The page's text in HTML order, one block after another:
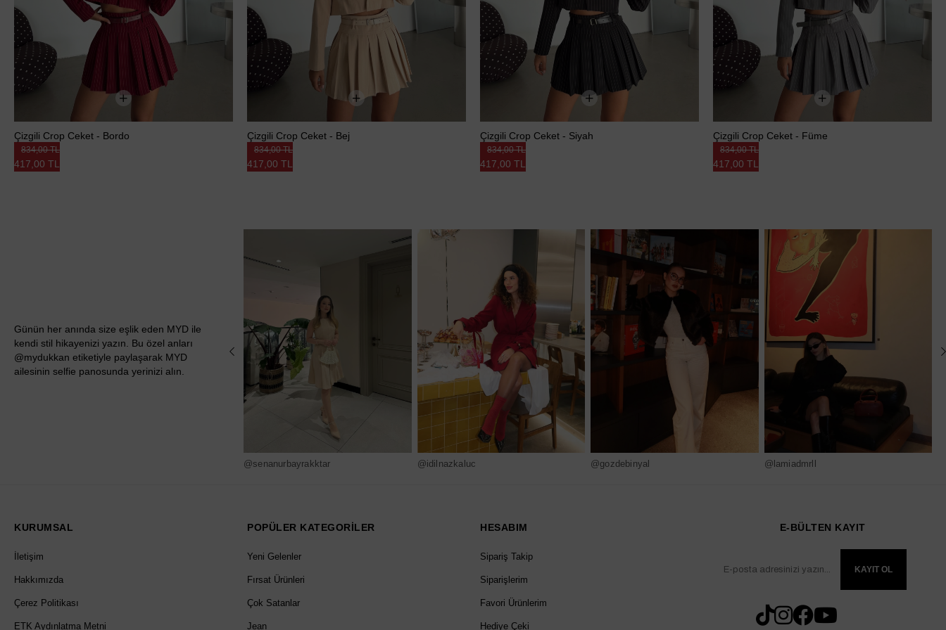
Çizgili Crop Ceket - Bordo
417,00 TL
834,00 TL
Çizgili Crop Ceket - Bej
417,00 TL
834,00 TL
Çizgili Crop Ceket - Siyah
417,00 TL
834,00 TL
Çizgili Crop Ceket - Füme
417,00 TL
834,00 TL
Günün her anında size eşlik eden MYD ile
kendi stil hikayenizi yazın. Bu özel anları
@mydukkan etiketiyle paylaşarak MYD
ailesinin selfie panosunda yerinizi alın.
@senanurbayrakktar @idilnazkaluc @gozdebinyal @lamiadmrll
KURUMSAL
İletişim
Hakkımızda
Çerez Politikası
ETK Aydınlatma Metni
POPÜLER KATEGORİLER
Yeni Gelenler
Fırsat Ürünleri
Çok Satanlar
Jean
HESABIM
Sipariş Takip
Siparişlerim
Favori Ürünlerim
Hediye Çeki
E-BÜLTEN KAYIT
KAYIT OL